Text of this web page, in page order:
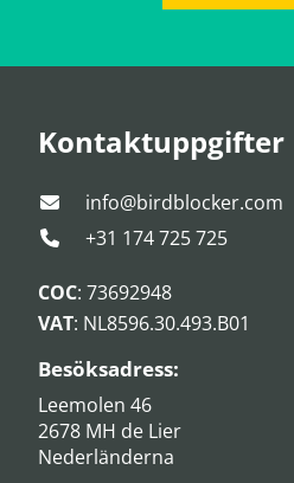
Kontaktuppgifter
info@birdblocker.com
+31 174 725 725
COC: 73692948
VAT: NL8596.30.493.B01
Besöksadress:
Leemolen 46
2678 MH de Lier
Nederländerna